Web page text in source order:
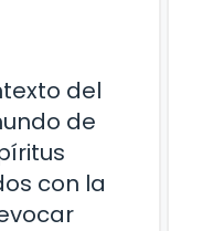
del
de
con la